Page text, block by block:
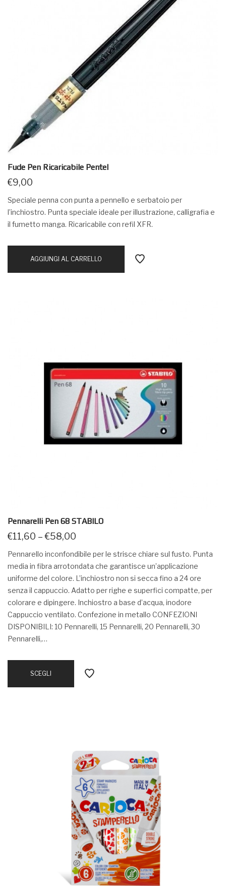
Fude Pen Ricaricabile Pentel
€9,00
Speciale penna con punta a pennello e serbatoio per
l’inchiostro. Punta speciale ideale per illustrazione, calligrafia e
il fumetto manga. Ricaricabile con refil XFR.
AGGIUNGI AL CARRELLO
Pennarelli Pen 68 STABILO
€11,60 –€58,00
Pennarello inconfondibile per le strisce chiare sul fusto. Punta
media in fibra arrotondata che garantisce un’applicazione
uniforme del colore. L’inchiostro non si secca fino a 24 ore
senza il cappuccio. Adatto per righe e superfici compatte, per
colorare e dipingere. Inchiostro a base d’acqua, inodore
Cappuccio ventilato. Confezione in metallo CONFEZIONI
DISPONIBILI: 10 Pennarelli, 15 Pennarelli, 20 Pennarelli, 30
Pennarelli,…
SCEGLI